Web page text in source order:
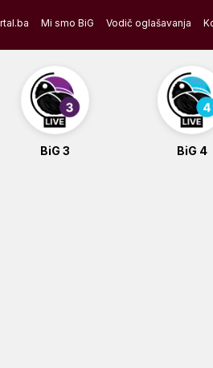
Mi smo BiG Vodič oglašavanja
BiG 3 BiG 4